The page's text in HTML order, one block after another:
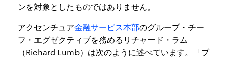
ンを対象としたものではありません。
アクセンチュア金融サービス本部のグループ・チー
フ・エグゼクティブを務めるリチャード・ラム
（Richard Lumb）は次のように述べています。「ブ